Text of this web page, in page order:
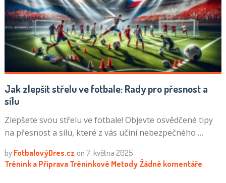
Jak zlepšit střelu ve fotbale: Rady pro přesnost a
sílu
Zlepšete svou střelu ve fotbale! Objevte osvědčené tipy
na přesnost a sílu, které z vás učiní nebezpečného …
by FotbalovýDres.cz on 7. května 2025
Trénink a Příprava Tréninkové Metody Žádné komentáře